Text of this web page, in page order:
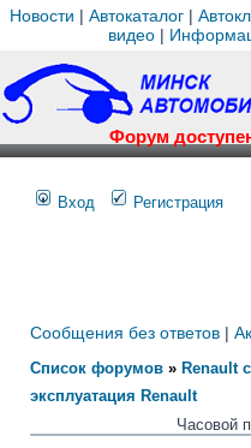
Новости | Автокаталог |
видео|
Форум
Вход
Регистрация
Сообщения без ответов |
Список форумов » Renault
эксплуатация Renault
Часовой